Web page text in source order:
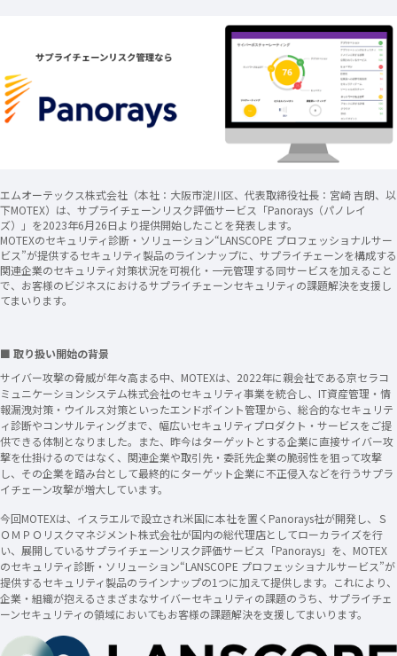
エムオーテックス株式会社（本社：大阪市淀川区、代表取締役社長：宮崎 吉朗、以
下MOTEX）は、サプライチェーンリスク評価サービス「Panorays（パノレイ
ズ）」を2023年6月26日より提供開始したことを発表します。
MOTEXのセキュリティ診断・ソリューション“LANSCOPE プロフェッショナルサー
ビス”が提供するセキュリティ製品のラインナップに、サプライチェーンを構成する
関連企業のセキュリティ対策状況を可視化・一元管理する同サービスを加えること
で、お客様のビジネスにおけるサプライチェーンセキュリティの課題解決を支援し
てまいります。
■ 取り扱い開始の背景
サイバー攻撃の脅威が年々高まる中、MOTEXは、2022年に親会社である京セラコ
ミュニケーションシステム株式会社のセキュリティ事業を統合し、IT資産管理・情
報漏洩対策・ウイルス対策といったエンドポイント管理から、総合的なセキュリテ
ィ診断やコンサルティングまで、幅広いセキュリティプロダクト・サービスをご提
供できる体制となりました。また、昨今はターゲットとする企業に直接サイバー攻
撃を仕掛けるのではなく、関連企業や取引先・委託先企業の脆弱性を狙って攻撃
し、その企業を踏み台として最終的にターゲット企業に不正侵入などを行うサプラ
イチェーン攻撃が増大しています。
今回MOTEXは、イスラエルで設立され米国に本社を置くPanorays社が開発し、Ｓ
ＯＭＰＯリスクマネジメント株式会社が国内の総代理店としてローカライズを行
い、展開しているサプライチェーンリスク評価サービス「Panorays」を、MOTEX
のセキュリティ診断・ソリューション“LANSCOPE プロフェッショナルサービス”が
提供するセキュリティ製品のラインナップの1つに加えて提供します。これにより、
企業・組織が抱えるさまざまなサイバーセキュリティの課題のうち、サプライチェ
ーンセキュリティの領域においてもお客様の課題解決を支援してまいります。